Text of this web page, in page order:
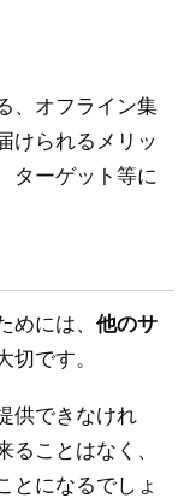
、オフライン集
けられるメリッ
ターゲット等に
めには、他のサ
切です。
供できなけれ
ることはなく、
とになるでしょ